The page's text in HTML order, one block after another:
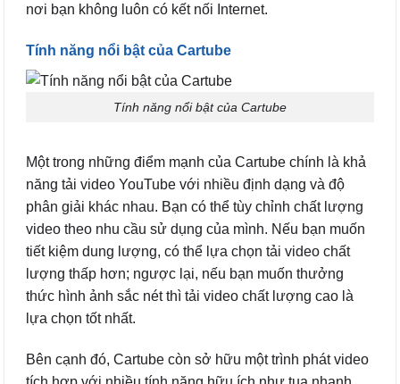
nơi bạn không luôn có kết nối Internet.
Tính năng nổi bật của Cartube
Tính năng nổi bật của Cartube
Một trong những điểm mạnh của Cartube chính là khả
năng tải video YouTube với nhiều định dạng và độ
phân giải khác nhau. Bạn có thể tùy chỉnh chất lượng
video theo nhu cầu sử dụng của mình. Nếu bạn muốn
tiết kiệm dung lượng, có thể lựa chọn tải video chất
lượng thấp hơn; ngược lại, nếu bạn muốn thưởng
thức hình ảnh sắc nét thì tải video chất lượng cao là
lựa chọn tốt nhất.
Bên cạnh đó, Cartube còn sở hữu một trình phát video